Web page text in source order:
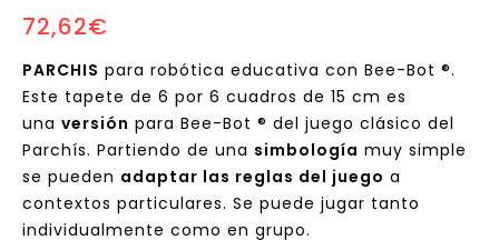
72,62€
PARCHIS para robótica educativa con Bee-Bot ®.
Este tapete de 6 por 6 cuadros de 15 cm es
una versión para Bee-Bot ® del juego clásico del
Parchís. Partiendo de una simbología muy simple
se pueden adaptar las reglas del juego a
contextos particulares. Se puede jugar tanto
individualmente como en grupo.